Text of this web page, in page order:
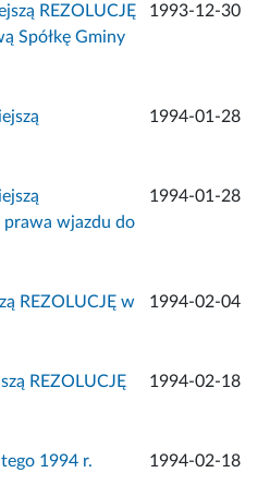
REZOLUCJĘ
Spółkę Gminy
1993-12-30
1994-01-28
wjazdu do
1994-01-28
REZOLUCJĘ w
1994-02-04
REZOLUCJĘ
1994-02-18
1994 r.
1994-02-18